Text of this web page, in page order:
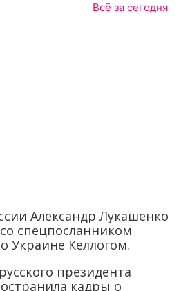
Всё за сегодня
Александр Лукашенко
спецпосланником
Украине Келлогом.
президента
кадры о